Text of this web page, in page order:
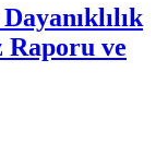
Raporu ve